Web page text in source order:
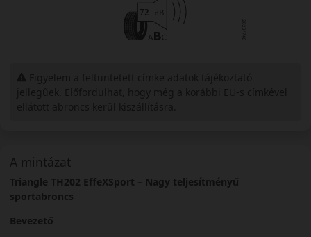
A mintázat
Triangle TH202 EffeXSport – Nagy teljesítményű
sportabroncs
Bevezető